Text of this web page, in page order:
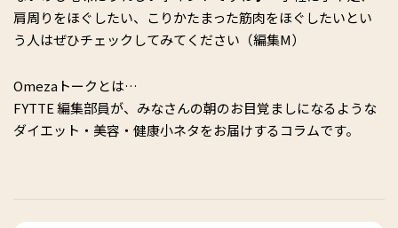
肩周りをほぐしたい、こりかたまった筋肉をほぐしたいとい
う人はぜひチェックしてみてください（編集M）
Omezaトークとは…
FYTTE 編集部員が、みなさんの朝のお目覚ましになるような
ダイエット・美容・健康小ネタをお届けするコラムです。